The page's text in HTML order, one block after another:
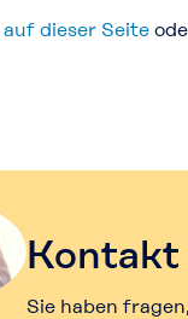
auf dieser Seite
Kontakt
Sie haben